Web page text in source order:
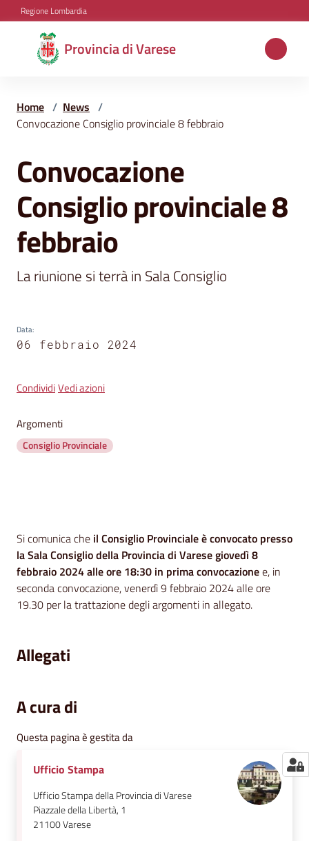
Vai al contenuto
Vai alla navigazione
Vai al footer
Regione Lombardia
Provincia di Varese
Provincia
di
tematiche
Amministrazione
Servizi
News
Eventi
Seguici
Home / News /
Convocazione Consiglio provinciale 8 febbraio
Salta al contenuto
Convocazione
Consiglio provinciale 8
febbraio
La riunione si terrà in Sala Consiglio
Data:
06 febbraio 2024
CondividiVedi azioni
Argomenti
Consiglio Provinciale
Contenuto
Si comunica che il Consiglio Provinciale è convocato presso
la Sala Consiglio della Provincia di Varese giovedì 8
febbraio 2024 alle ore 18:30 in prima convocazionee, in
seconda convocazione, venerdì 9 febbraio 2024 alle ore
19.30 per la trattazione degli argomenti in allegato.
Allegati
A cura di
Questa pagina è gestita da
Ufficio Stampa
Ufficio Stampa della Provincia di Varese
Piazzale della Libertà, 1
21100Varese